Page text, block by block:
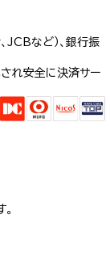
JCBなど）、銀行振
れ安全に決済サー